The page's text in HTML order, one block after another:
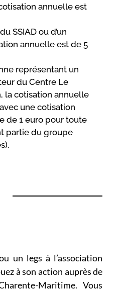
annuelle est
SSIAD ou d’un
annuelle est de 5
représentant un
du Centre Le
la cotisation annuelle
une cotisation
de 1 euro pour toute
partie du groupe
un legs à l’association
à son action auprès de
Maritime. Vous